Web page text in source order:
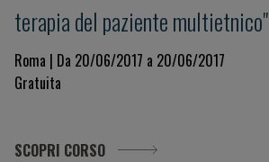
terapia del paziente multietnico"
Roma | Da 20/06/2017 a 20/06/2017
Gratuita
SCOPRI CORSO